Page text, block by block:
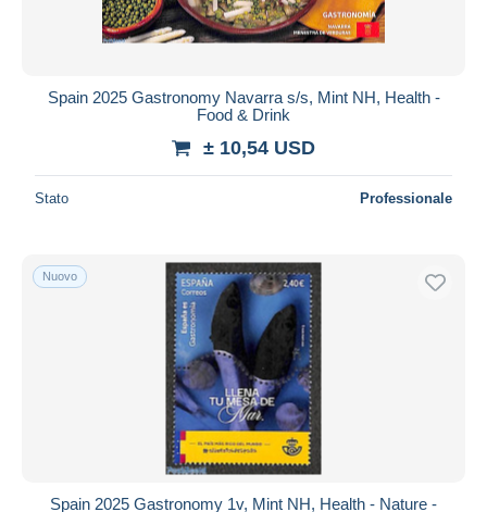
Spain 2025 Gastronomy Navarra s/s, Mint NH, Health -
Food & Drink
± 10,54 USD
Stato Professionale
Nuovo
Spain 2025 Gastronomy 1v, Mint NH, Health - Nature -